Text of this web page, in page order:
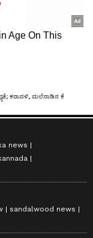
news
sandalwood news